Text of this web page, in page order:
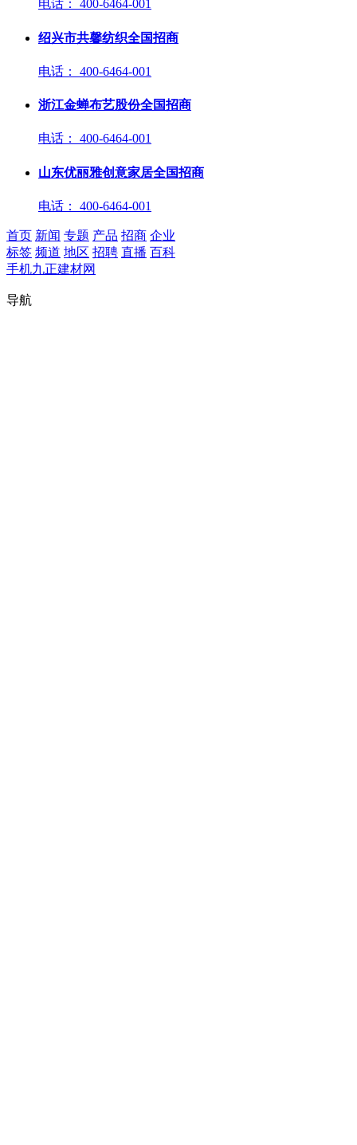
电话： 400-6464-001
绍兴市共馨纺织全国招商
电话： 400-6464-001
浙江金蝉布艺股份全国招商
电话： 400-6464-001
山东优丽雅创意家居全国招商
电话： 400-6464-001
首页 新闻 专题 产品 招商 企业
标签 频道 地区 招聘 直播 百科
手机九正建材网
导航